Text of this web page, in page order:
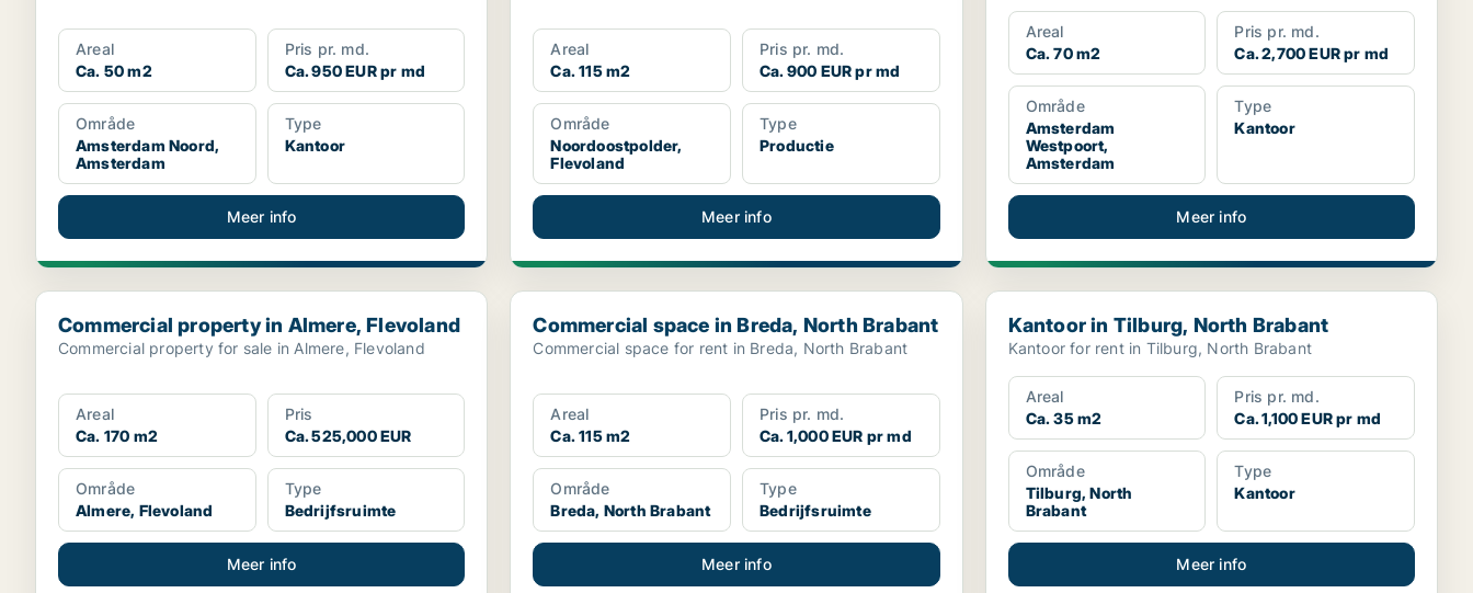
Areal
Ca. 50 m2
Pris pr. md.
Ca. 950 EUR pr md
Område
Amsterdam Noord,
Amsterdam
Type
Kantoor
Meer info
Areal
Ca. 115 m2
Pris pr. md.
Ca. 900 EUR pr md
Område
Noordoostpolder,
Flevoland
Type
Productie
Meer info
Areal
Ca. 70 m2
Pris pr. md.
Ca. 2,700 EUR pr md
Område
Amsterdam
Westpoort,
Amsterdam
Type
Kantoor
Meer info
Commercial property in Almere, Flevoland
Commercial property in Almere, Flevoland
Commercial property for sale in Almere, Flevoland
Areal
Ca. 170 m2
Pris
Ca. 525,000 EUR
Område
Almere, Flevoland
Type
Bedrijfsruimte
Meer info
Commercial space in Breda, North Brabant
Commercial space in Breda, North Brabant
Commercial space for rent in Breda, North Brabant
Areal
Ca. 115 m2
Pris pr. md.
Ca. 1,000 EUR pr md
Område
Breda, North Brabant
Type
Bedrijfsruimte
Meer info
Kantoor in Tilburg, North Brabant
Kantoor in Tilburg, North Brabant
Kantoor for rent in Tilburg, North Brabant
Areal
Ca. 35 m2
Pris pr. md.
Ca. 1,100 EUR pr md
Område
Tilburg, North
Brabant
Type
Kantoor
Meer info